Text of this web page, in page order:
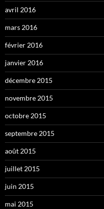
avril 2016
mars 2016
février 2016
janvier 2016
décembre 2015
novembre 2015
octobre 2015
septembre 2015
août 2015
juillet 2015
juin 2015
mai 2015